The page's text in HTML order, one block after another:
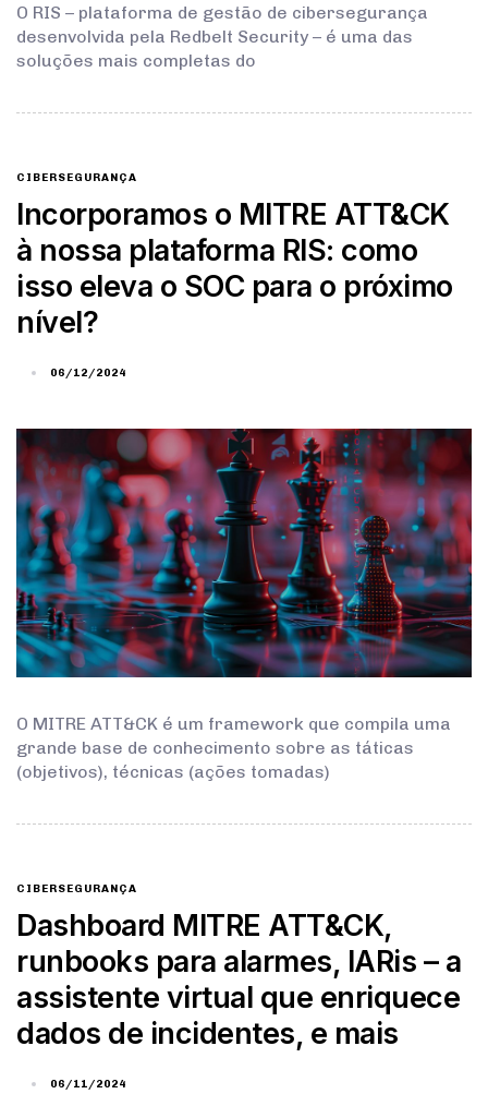
O RIS – plataforma de gestão de cibersegurança
desenvolvida pela Redbelt Security – é uma das
soluções mais completas do
CIBERSEGURANÇA
Incorporamos o MITRE ATT&CK
à nossa plataforma RIS: como
isso eleva o SOC para o próximo
nível?
06/12/2024
O MITRE ATT&CK é um framework que compila uma
grande base de conhecimento sobre as táticas
(objetivos), técnicas (ações tomadas)
CIBERSEGURANÇA
Dashboard MITRE ATT&CK,
runbooks para alarmes, IARis – a
assistente virtual que enriquece
dados de incidentes, e mais
06/11/2024